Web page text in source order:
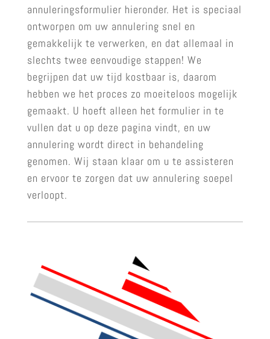
annuleringsformulier hieronder. Het is speciaal
ontworpen om uw annulering snel en
gemakkelijk te verwerken, en dat allemaal in
slechts twee eenvoudige stappen! We
begrijpen dat uw tijd kostbaar is, daarom
hebben we het proces zo moeiteloos mogelijk
gemaakt. U hoeft alleen het formulier in te
vullen dat u op deze pagina vindt, en uw
annulering wordt direct in behandeling
genomen. Wij staan klaar om u te assisteren
en ervoor te zorgen dat uw annulering soepel
verloopt.